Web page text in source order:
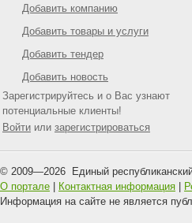
Добавить компанию
Добавить товары и услуги
Добавить тендер
Добавить новость
Зарегистрируйтесь и о Вас узнают
потенциальные клиенты!
Войти или зарегистрироваться
© 2009—2026 Единый
О портале
Контактная информация
Информация на сайте не является